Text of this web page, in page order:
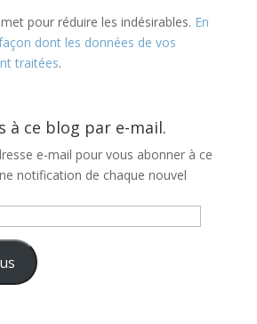
pour réduire les indésirables. En
dont les données de vos
traitées.
à ce blog par e-mail.
e-mail pour vous abonner à ce
notification de chaque nouvel